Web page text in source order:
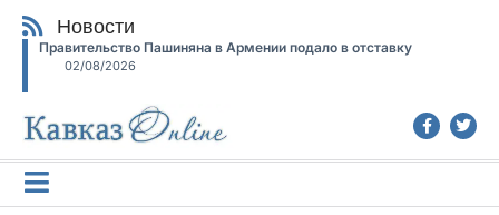
Новости
Правительство Пашиняна в Армении подало в отставку
02/08/2026